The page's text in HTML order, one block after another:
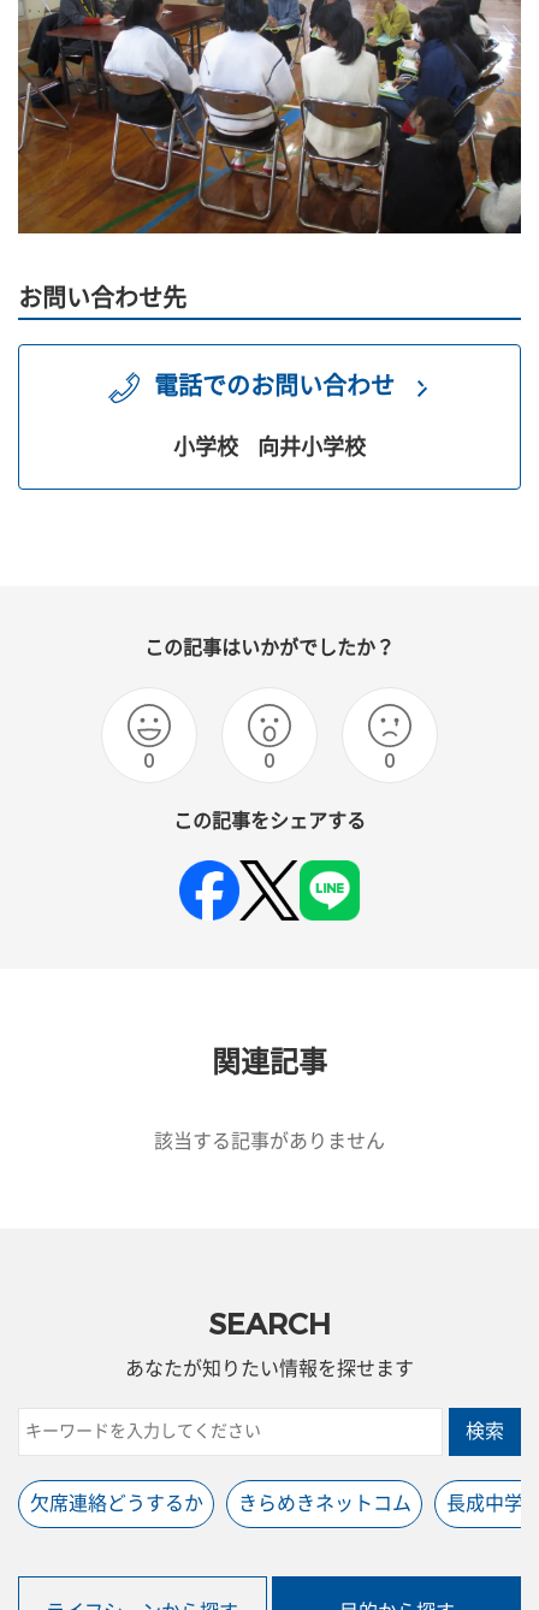
お問い合わせ先
電話でのお問い合わせ
小学校 向井小学校
この記事はいかがでしたか？
0 0 0
この記事をシェアする
関連記事
該当する記事がありません
SEARCH
あなたが知りたい情報を探せます
検索
欠席連絡どうするか きらめきネットコム 長成中学